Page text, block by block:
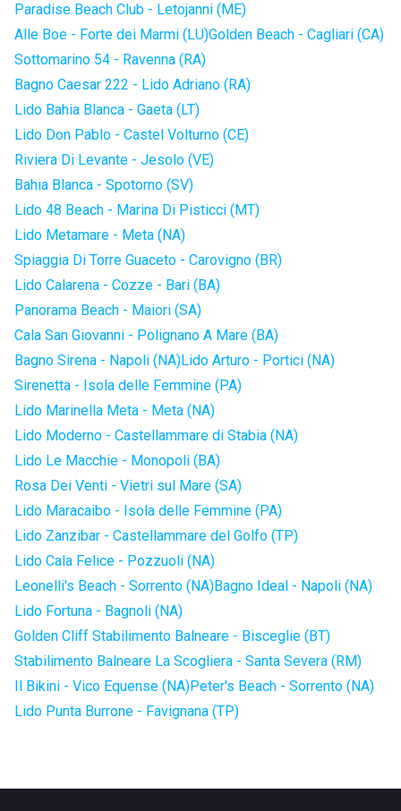
Paradise Beach Club - Letojanni (ME)
Alle Boe - Forte dei Marmi (LU)Golden Beach - Cagliari (CA)
Sottomarino 54 - Ravenna (RA)
Bagno Caesar 222 - Lido Adriano (RA)
Lido Bahia Blanca - Gaeta (LT)
Lido Don Pablo - Castel Volturno (CE)
Riviera Di Levante - Jesolo (VE)
Bahia Blanca - Spotorno (SV)
Lido 48 Beach - Marina Di Pisticci (MT)
Lido Metamare - Meta (NA)
Spiaggia Di Torre Guaceto - Carovigno (BR)
Lido Calarena - Cozze - Bari (BA)
Panorama Beach - Maiori (SA)
Cala San Giovanni - Polignano A Mare (BA)
Bagno Sirena - Napoli (NA)Lido Arturo - Portici (NA)
Sirenetta - Isola delle Femmine (PA)
Lido Marinella Meta - Meta (NA)
Lido Moderno - Castellammare di Stabia (NA)
Lido Le Macchie - Monopoli (BA)
Rosa Dei Venti - Vietri sul Mare (SA)
Lido Maracaibo - Isola delle Femmine (PA)
Lido Zanzibar - Castellammare del Golfo (TP)
Lido Cala Felice - Pozzuoli (NA)
Leonelli's Beach - Sorrento (NA)Bagno Ideal - Napoli (NA)
Lido Fortuna - Bagnoli (NA)
Golden Cliff Stabilimento Balneare - Bisceglie (BT)
Stabilimento Balneare La Scogliera - Santa Severa (RM)
Il Bikini - Vico Equense (NA)Peter's Beach - Sorrento (NA)
Lido Punta Burrone - Favignana (TP)